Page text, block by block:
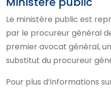
Le ministère public est
par le procureur général
premier avocat général,
substitut du procureur
Pour plus d’informations